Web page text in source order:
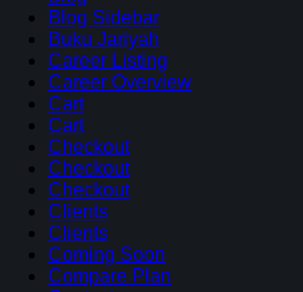
Blog Sidebar
Buku Jariyah
Career Listing
Career Overview
Cart
Cart
Checkout
Checkout
Checkout
Clients
Clients
Coming Soon
Compare Plan